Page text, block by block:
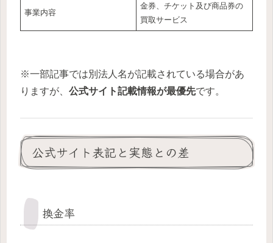
事業内容
金券、チケット及び商品券の
買取サービス
※一部記事では別法人名が記載されている場合があ
りますが、 公式サイト記載情報が最優先です。
公式サイト表記と実態との差
換金率